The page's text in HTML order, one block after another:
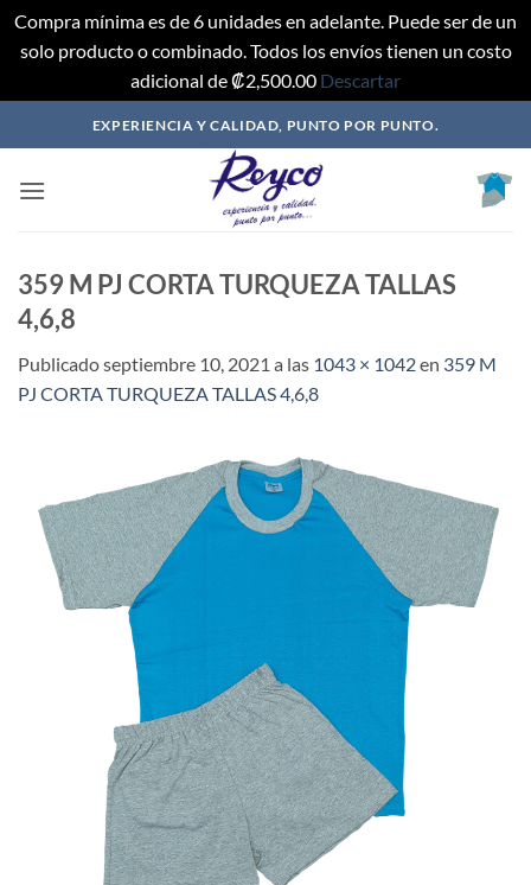
Compra mínima es de 6 unidades en adelante. Puede ser de un
solo producto o combinado. Todos los envíos tienen un costo
adicional de ₡2,500.00 Descartar
al
EXPERIENCIA Y CALIDAD, PUNTO POR PUNTO.
359 M PJ CORTA TURQUEZA TALLAS
4,6,8
Publicadoseptiembre 10, 2021 a las 1043 × 1042en 359 M
PJ CORTA TURQUEZA TALLAS 4,6,8